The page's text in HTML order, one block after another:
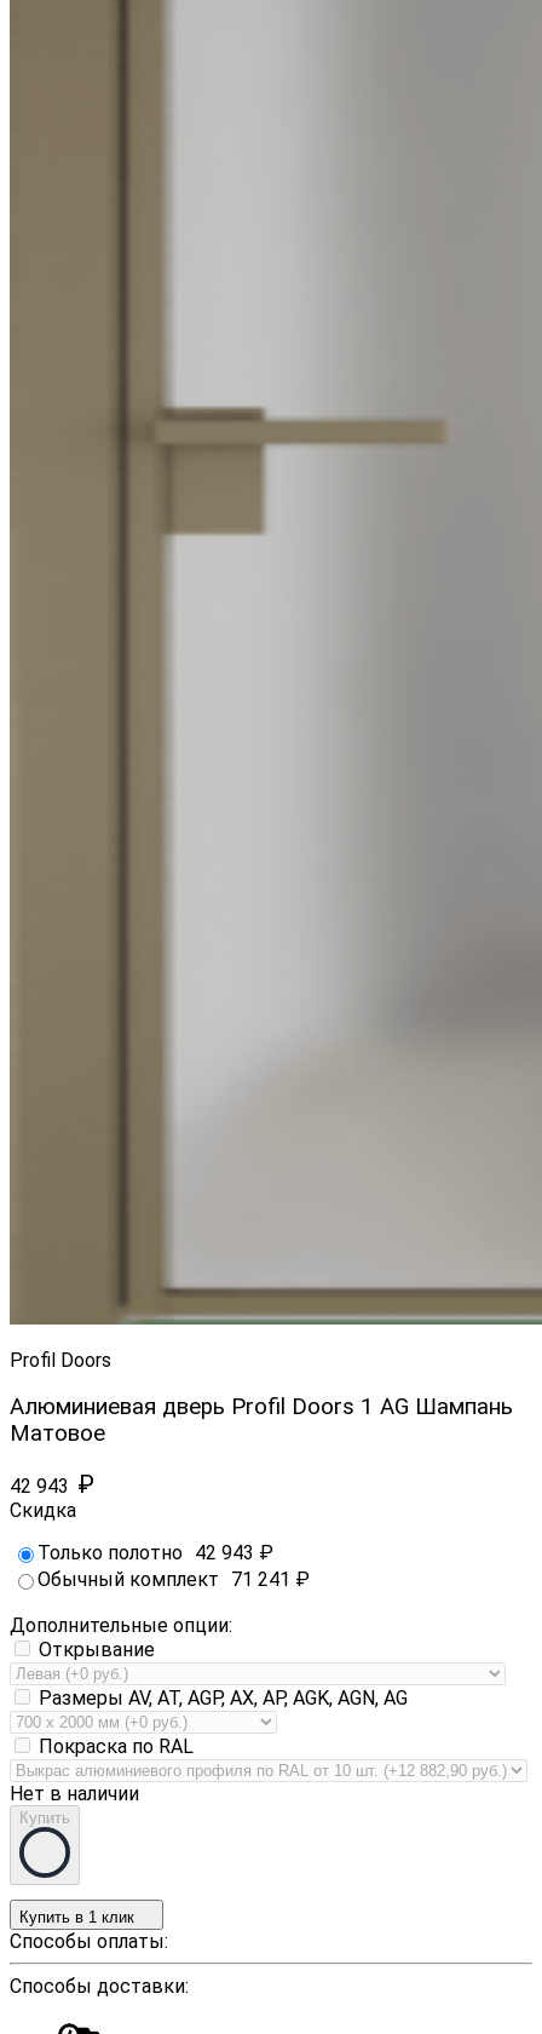
Profil Doors
Алюминиевая дверь Profil Doors 1 AG Шампань
Матовое
42 943 ₽
Скидка
Только полотно 42 943 ₽
Обычный комплект
71 241 ₽
Дополнительные опции:
Открывание
Размеры AV, AT, AGP, AX, AP, AGK, AGN, AG
Покраска по RAL
Нет в наличии
Купить
Купить в 1 клик
Способы оплаты:
Способы доставки: